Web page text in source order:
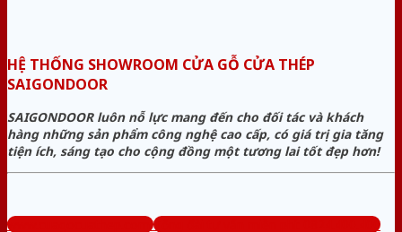
HỆ THỐNG SHOWROOM CỬA GỖ CỬA THÉP
SAIGONDOOR
SAIGONDOOR luôn nỗ lực mang đến cho đối tác và khách
hàng những sản phẩm công nghệ cao cấp, có giá trị gia tăng
tiện ích, sáng tạo cho cộng đồng một tương lai tốt đẹp hơn!
www.cuagocuathep.com Tổng đài tư vấn miễn phí: 0824.400.400